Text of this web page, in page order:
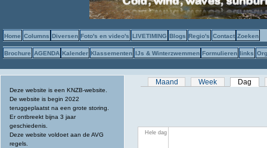
Home Columns Diversen Foto's en video's LIVETIMING Blogs Regio's Contact Zoeken
Brochure AGENDA Kalender Klassementen IJs & Winterzwemmen Formulieren links
Deze website is een KNZB-website.
De website is begin 2022
teruggeplaatst na een grote storing.
Er ontbreekt bijna 3 jaar
geschiedenis.
Deze website voldoet aan de AVG
regels.
Primaire tabs
Maand Week Dag
Hele dag